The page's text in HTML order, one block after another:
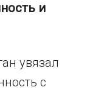
и
увязал
с